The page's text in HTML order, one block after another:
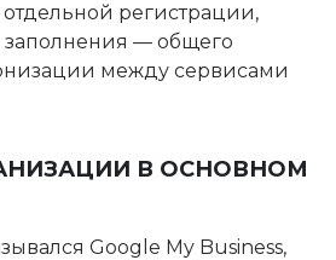
регистрации,
— общего
между сервисами
В ОСНОВНОМ
Google My Business,